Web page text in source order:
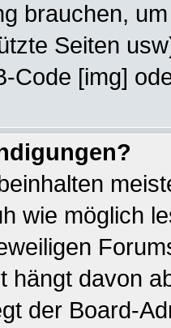
brauchen,
Seiten
Code [img]
wie möglich
hängt davon
der Board-